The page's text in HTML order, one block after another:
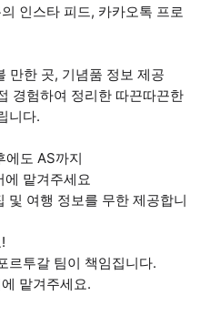
인스타 피드, 카카오톡 프로
만한 곳, 기념품 정보 제공
경험하여 정리한 따끈따끈한
니다.
도 AS까지
맡겨주세요
및 여행 정보를 무한 제공합니
르투갈 팀이 책임집니다.
맡겨주세요.